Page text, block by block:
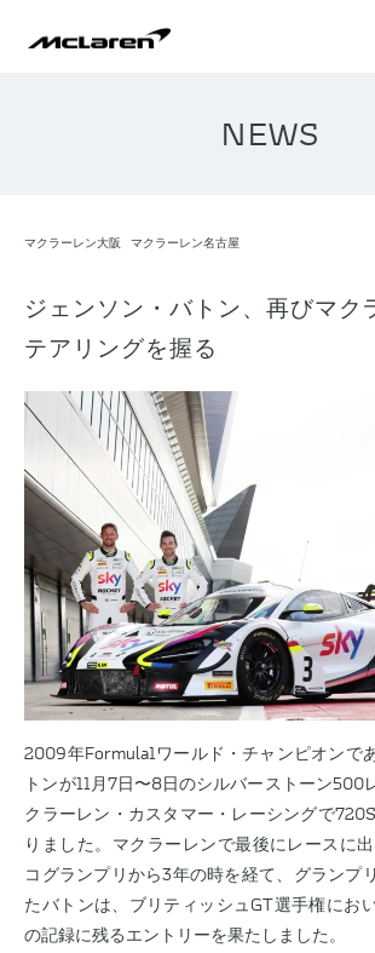
NEWS
マクラーレン大阪
マクラーレン名古屋
ジェンソン・バトン、再びマク
テアリングを握る
2009年Formula1ワールド・チャンピオンで
トンが11月7日〜8日のシルバーストーン500
クラーレン・カスタマー・レーシングで
りました。マクラーレンで最後にレースに
コグランプリから3年の時を経て、グランプ
たバトンは、ブリティッシュGT選手権にお
の記録に残るエントリーを果たしました。